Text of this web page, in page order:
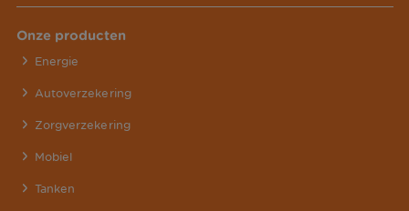
Onze producten
Energie
Autoverzekering
Zorgverzekering
Mobiel
Tanken